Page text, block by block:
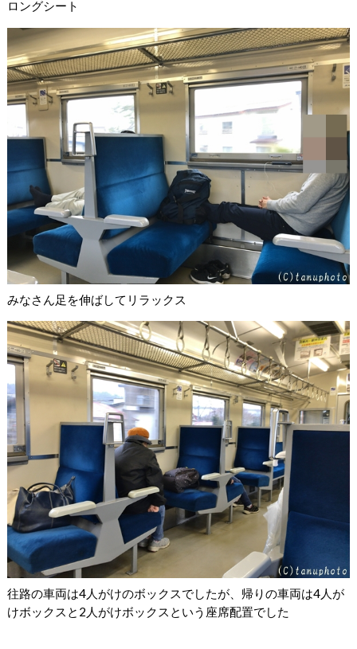
ロングシート
みなさん足を伸ばしてリラックス
往路の車両は4人がけのボックスでしたが、帰りの車両は4人が
けボックスと2人がけボックスという座席配置でした